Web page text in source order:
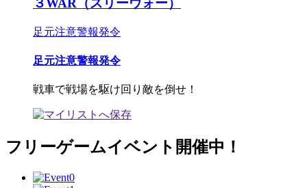
３WAR（スリーウォー）
足元注意警報発令
足元注意警報発令
戦車で戦場を駆け回り敵を倒せ！
フリーゲームイベント開催中！